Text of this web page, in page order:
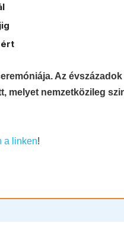
ért
Az
melyet nemzetközileg
a linken!